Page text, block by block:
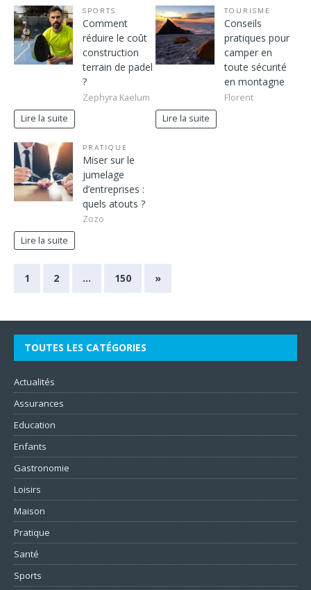
SPORTS
Comment
réduire le coût
construction
terrain de padel
?
Zephyra Kaelum
Lire la suite
TOURISME
Conseils
pratiques pour
camper en
toute sécurité
en montagne
Florent
Lire la suite
PRATIQUE
Miser sur le
jumelage
d’entreprises :
quels atouts ?
Zozo
Lire la suite
1 2 … 150 »
TOUTES LES CATÉGORIES
Actualités
Assurances
Education
Enfants
Gastronomie
Loisirs
Maison
Pratique
Santé
Sports